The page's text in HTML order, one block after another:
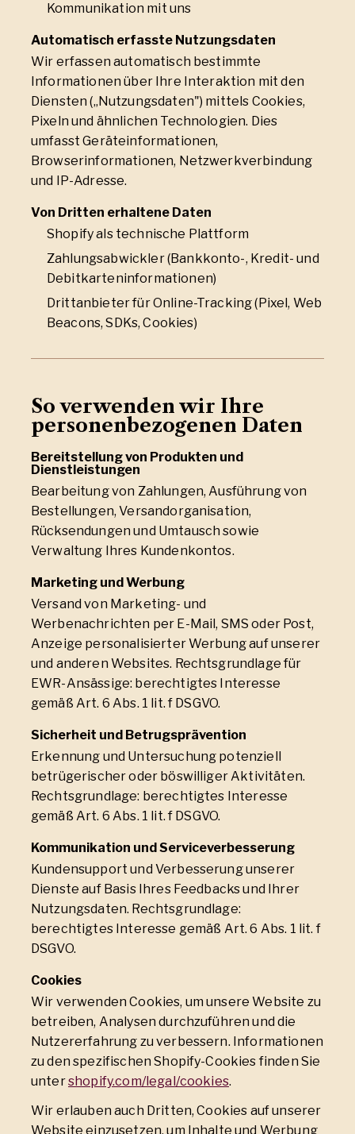
Kommunikation mit uns
Automatisch erfasste Nutzungsdaten
Wir erfassen automatisch bestimmte
Informationen über Ihre Interaktion mit den
Diensten („Nutzungsdaten") mittels Cookies,
Pixeln und ähnlichen Technologien. Dies
umfasst Geräteinformationen,
Browserinformationen, Netzwerkverbindung
und IP-Adresse.
Von Dritten erhaltene Daten
Shopify als technische Plattform
Zahlungsabwickler (Bankkonto-, Kredit- und
Debitkarteninformationen)
Drittanbieter für Online-Tracking (Pixel, Web
Beacons, SDKs, Cookies)
So verwenden wir Ihre
personenbezogenen Daten
Bereitstellung von Produkten und
Dienstleistungen
Bearbeitung von Zahlungen, Ausführung von
Bestellungen, Versandorganisation,
Rücksendungen und Umtausch sowie
Verwaltung Ihres Kundenkontos.
Marketing und Werbung
Versand von Marketing- und
Werbenachrichten per E-Mail, SMS oder Post,
Anzeige personalisierter Werbung auf unserer
und anderen Websites. Rechtsgrundlage für
EWR-Ansässige: berechtigtes Interesse
gemäß Art. 6 Abs. 1 lit. f DSGVO.
Sicherheit und Betrugsprävention
Erkennung und Untersuchung potenziell
betrügerischer oder böswilliger Aktivitäten.
Rechtsgrundlage: berechtigtes Interesse
gemäß Art. 6 Abs. 1 lit. f DSGVO.
Kommunikation und Serviceverbesserung
Kundensupport und Verbesserung unserer
Dienste auf Basis Ihres Feedbacks und Ihrer
Nutzungsdaten. Rechtsgrundlage:
berechtigtes Interesse gemäß Art. 6 Abs. 1 lit. f
DSGVO.
Cookies
Wir verwenden Cookies, um unsere Website zu
betreiben, Analysen durchzuführen und die
Nutzererfahrung zu verbessern. Informationen
zu den spezifischen Shopify-Cookies finden Sie
untershopify.com/legal/cookies.
Wir erlauben auch Dritten, Cookies auf unserer
Website einzusetzen, um Inhalte und Werbung